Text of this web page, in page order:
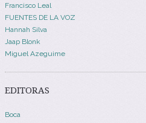
Francisco Leal
FUENTES DE LA VOZ
Hannah Silva
Jaap Blonk
Miguel Azeguime
EDITORAS
Boca